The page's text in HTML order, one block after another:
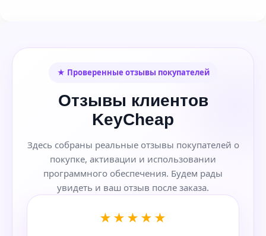
★ Проверенные отзывы покупателей
Отзывы клиентов
KeyCheap
Здесь собраны реальные отзывы покупателей о
покупке, активации и использовании
программного обеспечения. Будем рады
увидеть и ваш отзыв после заказа.
★★★★★